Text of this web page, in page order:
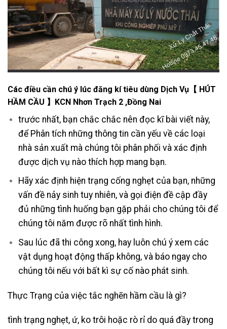
Các điều cần chú ý lúc đăng kí tiêu dùng Dịch Vụ【 HÚT
HẦM CẦU 】KCN Nhơn Trạch 2 ,Đồng Nai
trước nhất, bạn chắc chắc nên đọc kĩ bài viết này,
để Phân tích những thông tin cần yếu về các loại
nhà sản xuất mà chúng tôi phân phối và xác định
được dịch vụ nào thích hợp mang bạn.
Hãy xác định hiện trạng cống nghẹt của bạn, những
vấn đề nảy sinh tuy nhiên, và gọi điện đề cập đầy
đủ những tình huống bạn gặp phải cho chúng tôi để
chúng tôi năm được rõ nhất tình hình.
Sau lúc đã thi công xong, hay luôn chú ý xem các
vật dụng hoạt động thấp không, và báo ngay cho
chúng tôi nếu với bất kì sự cố nào phát sinh.
Thực Trạng của việc tắc nghẽn hầm cầu là gì?
tình trạng nghẹt, ứ, ko trôi hoặc rò rỉ do quá đầy trong